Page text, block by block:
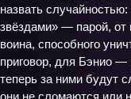
назвать
звёздами» — парой, от
воина, способного
приговор, для Бэнио —
теперь за ними будут
они не сломаются или